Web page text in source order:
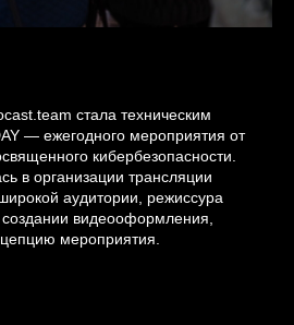
стала техническим
— ежегодного мероприятия от
кибербезопасности.
в организации трансляции
аудитории, режиссура
видеооформления,
мероприятия.